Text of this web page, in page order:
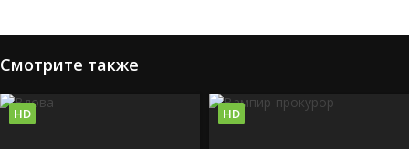
Смотрите также
HD HD